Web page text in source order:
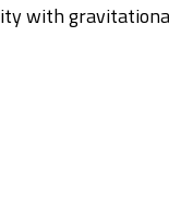
with